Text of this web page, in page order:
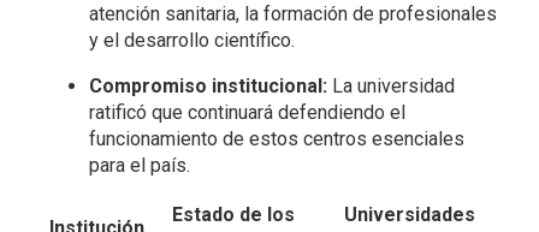
atención sanitaria, la formación de profesionales
y el desarrollo científico.
Compromiso institucional:La universidad
ratificó que continuará defendiendo el
funcionamiento de estos centros esenciales
para el país.
Estado de los
Universidades